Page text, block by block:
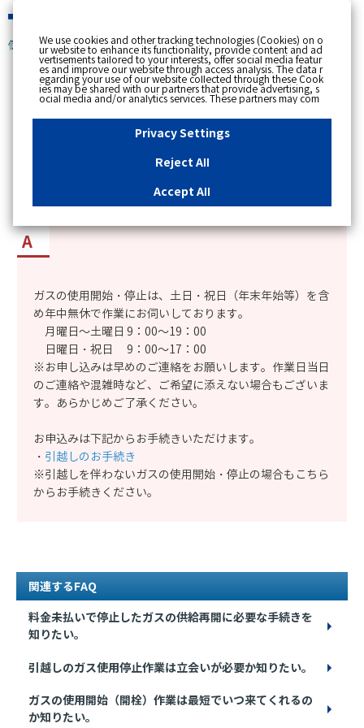
個人のお客さま
[ トップへ戻る ]
カテゴリー表示
更新日時 : 2025/01/07 14:26
土日・祝日でも、ガス使用開始・中止の作業に来
てもらえるか知りたい。
ガスの使用開始・停止は、土日・祝日（年末年始等）を含
め年中無休で作業にお伺いしております。
月曜日～土曜日 9：00～19：00
日曜日・祝日 9：00～17：00
※お申し込みは早めのご連絡をお願いします。作業日当日
のご連絡や混雑時など、ご希望に添えない場合もございま
す。あらかじめご了承ください。
お申込みは下記からお手続きいただけます。
・ 引越しのお手続き
※引越しを伴わないガスの使用開始・停止の場合もこちら
からお手続きください。
関連するFAQ
料金未払いで停止したガスの供給再開に必要な手続きを
知りたい。
引越しのガス使用停止作業は立会いが必要か知りたい。
ガスの使用開始（開栓）作業は最短でいつ来てくれるの
か知りたい。
We use cookies and other tracking technologies (Cookies) on o
ur website to enhance its functionality, provide content and ad
vertisements tailored to your interests, offer social media featur
es and improve our website through access analysis. The data r
egarding your use of our website collected through these Cook
ies may be shared with our partners that provide advertising, s
ocial media and/or analytics services. These partners may com
bine the data shared by us with other data that you have provi
ded to them or that they have collected from your use of their s
ervices or other websites to analyse and optimise advertisemen
ts delivered to you by businesses other than us on the internet.
essary Cookies, please click "Reject All". If you agree to the use
of all Cookies, please click "Accept All". To select your preferen
u can change your consent or rejection settings at any time by c
"Privacy Settings"button on this banner or through y
our browser's "Settings". For more information regarding the pr
site, please refer to the link below.Cookies DetailsPrivacy Polic
y
Privacy Settings
Reject All
Accept All